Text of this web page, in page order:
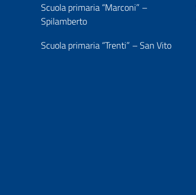
Scuola primaria “Marconi” –
Spilamberto
Scuola primaria “Trenti” – San Vito